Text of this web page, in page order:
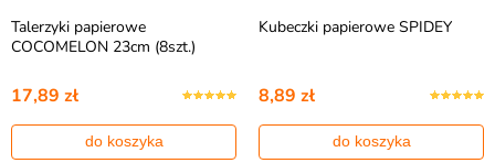
Talerzyki papierowe
COCOMELON 23cm (8szt.)
17,89 zł
do koszyka
Kubeczki papierowe SPIDEY
8,89 zł
do koszyka